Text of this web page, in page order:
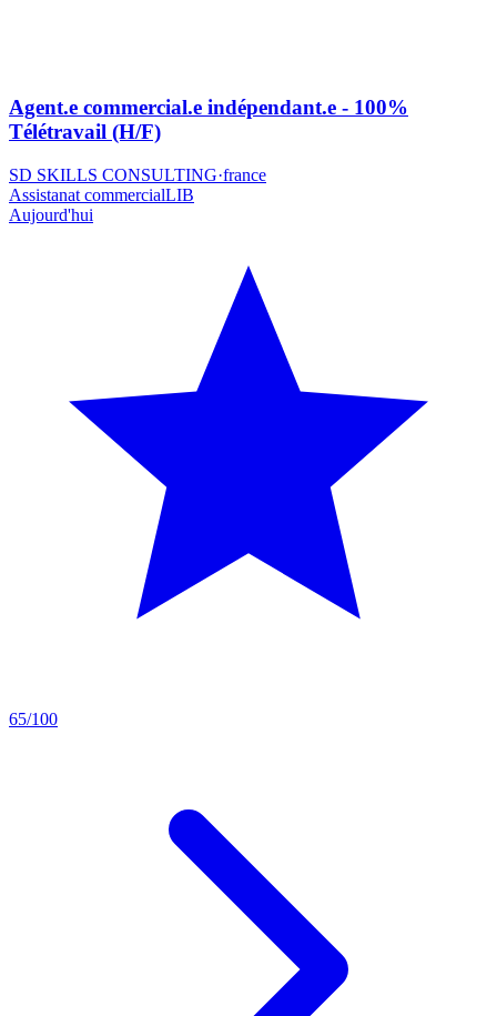
Agent.e commercial.e indépendant.e - 100%
Télétravail (H/F)
SD SKILLS CONSULTING·france
Assistanat commercialLIB
Aujourd'hui
65/100